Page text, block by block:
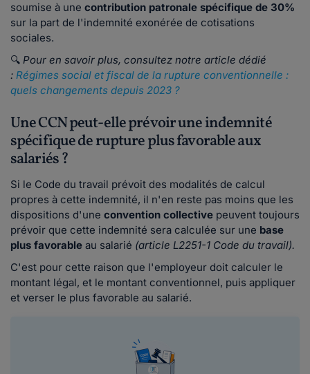
soumise à une contribution patronale spécifique de 30%
sur la part de l'indemnité exonérée de cotisations
sociales.
🔍 Pour en savoir plus, consultez notre article dédié
: Régimes social et fiscal de la rupture conventionnelle :
quels changements depuis 2023 ?
Une CCN peut-elle prévoir une indemnité
spécifique de rupture plus favorable aux
salariés ?
Si le Code du travail prévoit des modalités de calcul
propres à cette indemnité, il n'en reste pas moins que les
dispositions d'une convention collective peuvent toujours
prévoir que cette indemnité sera calculée sur une base
plus favorable au salarié (article L2251-1 Code du travail).
C'est pour cette raison que l'employeur doit calculer le
montant légal, et le montant conventionnel, puis appliquer
et verser le plus favorable au salarié.